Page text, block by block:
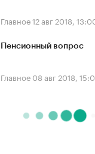
Главное12 авг 2018,
Пенсионный вопрос
Главное 08 авг 2018,